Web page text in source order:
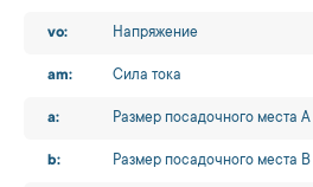
vo: Напряжение
am: Сила тока
a: Размер посадочного места A
b: Размер посадочного места B